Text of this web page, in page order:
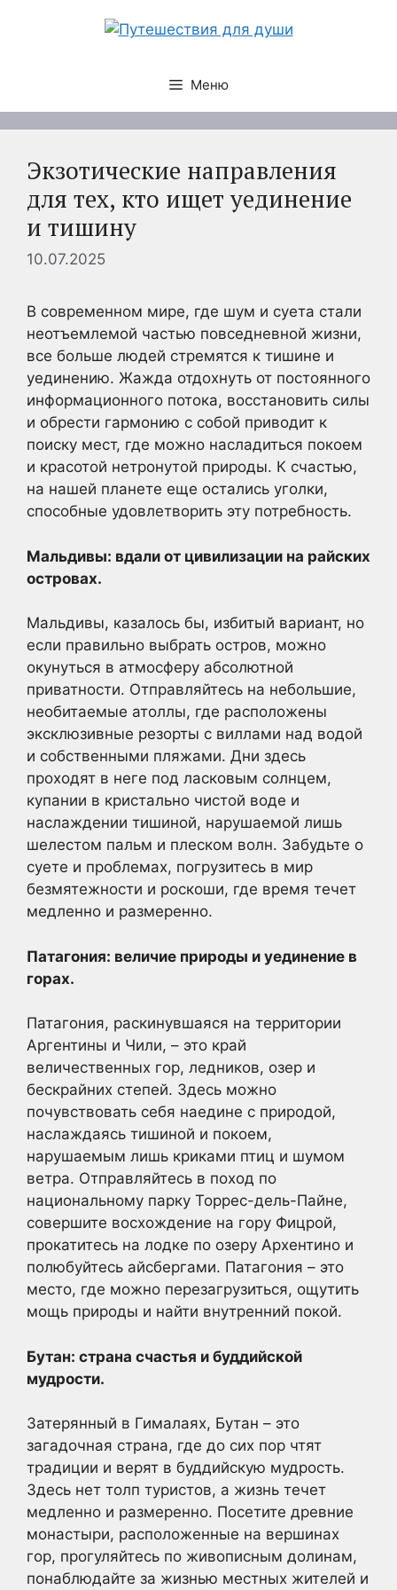
Меню
Экзотические направления
для тех, кто ищет уединение
и тишину
10.07.2025
В современном мире, где шум и суета стали
неотъемлемой частью повседневной жизни,
все больше людей стремятся к тишине и
уединению. Жажда отдохнуть от постоянного
информационного потока, восстановить силы
и обрести гармонию с собой приводит к
поиску мест, где можно насладиться покоем
и красотой нетронутой природы. К счастью,
на нашей планете еще остались уголки,
способные удовлетворить эту потребность.
Мальдивы: вдали от цивилизации на райских
островах.
Мальдивы, казалось бы, избитый вариант, но
если правильно выбрать остров, можно
окунуться в атмосферу абсолютной
приватности. Отправляйтесь на небольшие,
необитаемые атоллы, где расположены
эксклюзивные резорты с виллами над водой
и собственными пляжами. Дни здесь
проходят в неге под ласковым солнцем,
купании в кристально чистой воде и
наслаждении тишиной, нарушаемой лишь
шелестом пальм и плеском волн. Забудьте о
суете и проблемах, погрузитесь в мир
безмятежности и роскоши, где время течет
медленно и размеренно.
Патагония: величие природы и уединение в
горах.
Патагония, раскинувшаяся на территории
Аргентины и Чили, – это край
величественных гор, ледников, озер и
бескрайних степей. Здесь можно
почувствовать себя наедине с природой,
наслаждаясь тишиной и покоем,
нарушаемым лишь криками птиц и шумом
ветра. Отправляйтесь в поход по
национальному парку Торрес-дель-Пайне,
совершите восхождение на гору Фицрой,
прокатитесь на лодке по озеру Архентино и
полюбуйтесь айсбергами. Патагония – это
место, где можно перезагрузиться, ощутить
мощь природы и найти внутренний покой.
Бутан: страна счастья и буддийской
мудрости.
Затерянный в Гималаях, Бутан – это
загадочная страна, где до сих пор чтят
традиции и верят в буддийскую мудрость.
Здесь нет толп туристов, а жизнь течет
медленно и размеренно. Посетите древние
монастыри, расположенные на вершинах
гор, прогуляйтесь по живописным долинам,
понаблюдайте за жизнью местных жителей и